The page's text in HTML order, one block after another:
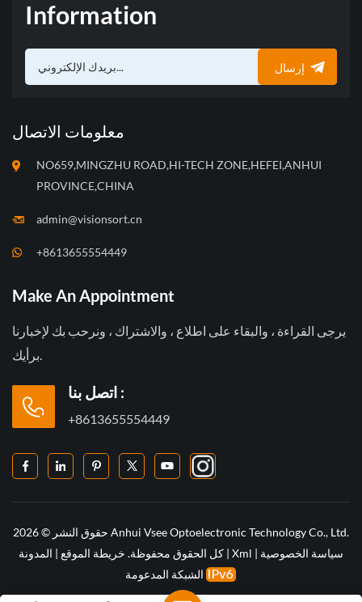
Information
إرسال
معلومات الاتصال
NO659,MINGZHU ROAD,HI-TECH ZONE,HEFEI,ANHUI
PROVINCE,CHINA
admin@visionsort.cn
+8613655554449
Make An Appointment
يرجى القراءة ، والبقاء على اطلاع ، والاشتراك ، ونرحب بك لإخبارنا
اتصل بنا :
+8613655554449
حقوق النشر © 2026 Anhui Vsee Optoelectronic Technology Co., Ltd.
كل الحقوق محفوظة. خريطة الموقع | المدونة | Xml | سياسة الخصوصية
الشبكة المدعومة